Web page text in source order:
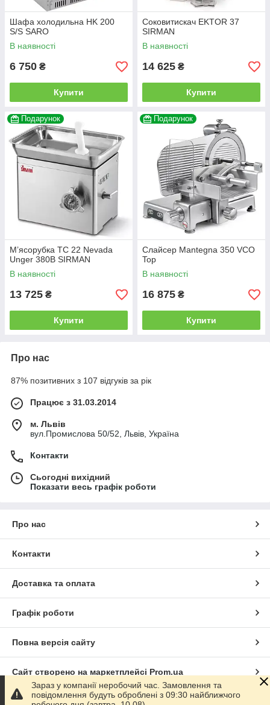
Шафа холодильна HK 200
S/S SARO
В наявності
6 750 ₴
Купити
Соковитискач EKTOR 37
SIRMAN
В наявності
14 625 ₴
Купити
Подарунок
М’ясорубка TC 22 Nevada
Unger 380В SIRMAN
В наявності
13 725 ₴
Купити
Подарунок
Слайсер Mantegna 350 VCO
Top
В наявності
16 875 ₴
Купити
Про нас
87% позитивних з 107 відгуків за рік
Працює з 31.03.2014
м. Львів
вул.Промислова 50/52, Львів, Україна
Контакти
Сьогодні вихідний
Показати весь графік роботи
Про нас
Контакти
Доставка та оплата
Графік роботи
Повна версія сайту
Сайт створено на маркетплейсі Prom.ua
Політика конфіденційності
Зараз у компанії неробочий час. Замовлення та
повідомлення будуть оброблені з 09:30 найближчого